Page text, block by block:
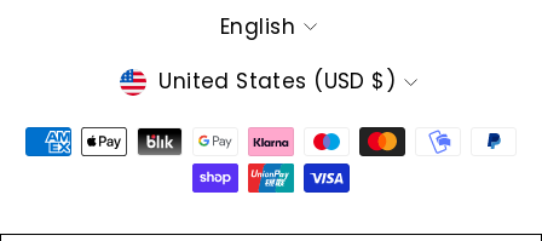
Language
English
Currency
United States (USD $)